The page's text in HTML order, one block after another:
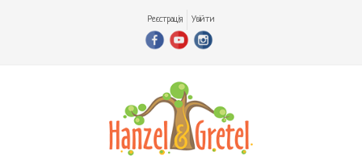
Реєстрація Увійти